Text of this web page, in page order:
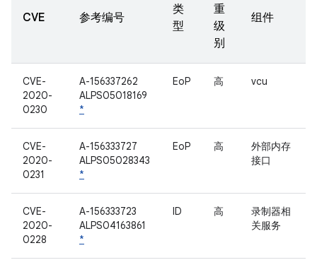
CVE 参考编号
类
型
重
级
别
组件
CVE-
2020-
0230
A-156337262
ALPS05018169
*
EoP 高 vcu
CVE-
2020-
0231
A-156333727
ALPS05028343
*
EoP 高
外部内存
接口
CVE-
2020-
0228
A-156333723
ALPS04163861
*
ID 高
录制器相
关服务